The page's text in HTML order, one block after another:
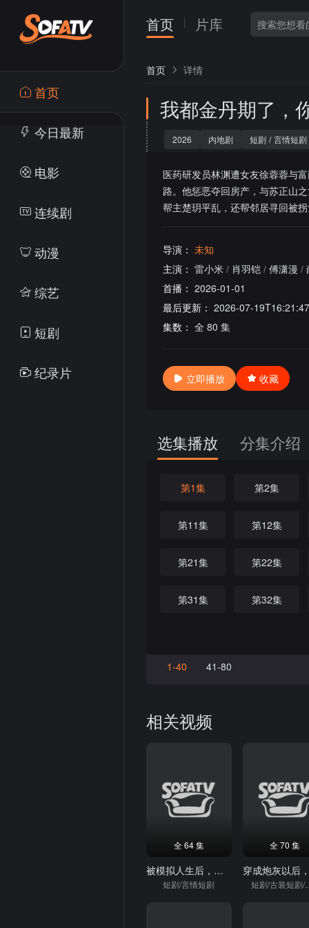
首页
今日最新
电影
连续剧
动漫
综艺
短剧
纪录片
首页 片库
首页 详情
我都金丹期了，
2026 内地剧 短剧 / 言情短剧
医药研发员林渊遭女友徐蓉蓉与
路。他惩恶夺回房产，与苏正山
帮主楚玥平乱，还帮邻居寻回被
导演： 未知
主演： 雷小米 / 肖羽铠 / 傅潇漫 /
首播： 2026-01-01
最后更新： 2026-07-
集数： 全 80 集
立即播放 收藏
选集播放 分集介绍
第1集 第2集
第11集 第12集
第21集 第22集
第31集 第32集
1-40 41-80
相关视频
全 64 集
被模拟人生后，绝色女帝缠上我
短剧/言情短剧
全 70 集
短剧/